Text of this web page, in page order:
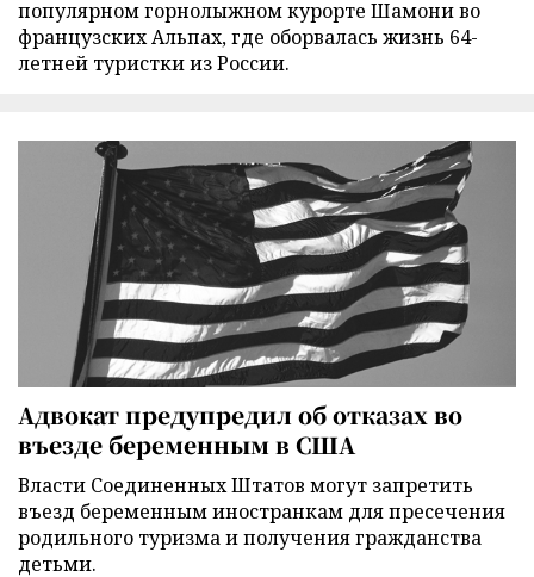
популярном горнолыжном курорте Шамони во
французских Альпах, где оборвалась жизнь 64-
летней туристки из России.
Адвокат предупредил об отказах во
въезде беременным в США
Власти Соединенных Штатов могут запретить
въезд беременным иностранкам для пресечения
родильного туризма и получения гражданства
детьми.